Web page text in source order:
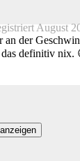
August
an der
definitiv nix.